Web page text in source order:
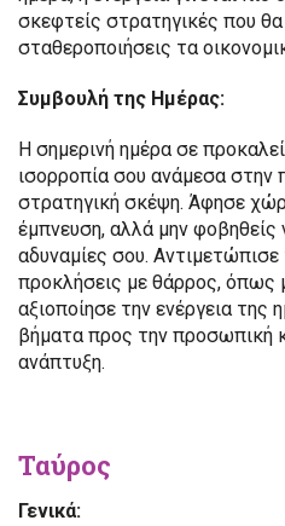
σκεφτείς στρατηγικές που
σταθεροποιήσεις τα
Συμβουλή της Ημέρας:
Η σημερινή ημέρα σε
ισορροπία σου ανάμεσα στην
στρατηγική σκέψη. Άφησε
έμπνευση, αλλά μην φοβηθείς
αδυναμίες σου. Αντιμετώπισε
προκλήσεις με θάρρος, όπως
αξιοποίησε την ενέργεια της
βήματα προς την προσωπική
ανάπτυξη.
Ταύρος
Γενικά: